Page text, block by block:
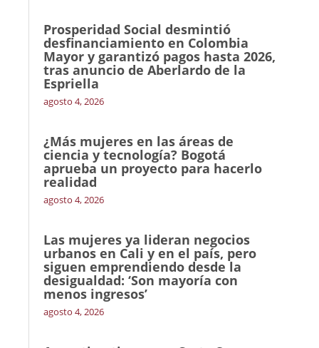
Prosperidad Social desmintió
desfinanciamiento en Colombia
Mayor y garantizó pagos hasta 2026,
tras anuncio de Aberlardo de la
Espriella
agosto 4, 2026
¿Más mujeres en las áreas de
ciencia y tecnología? Bogotá
aprueba un proyecto para hacerlo
realidad
agosto 4, 2026
Las mujeres ya lideran negocios
urbanos en Cali y en el país, pero
siguen emprendiendo desde la
desigualdad: ‘Son mayoría con
menos ingresos’
agosto 4, 2026